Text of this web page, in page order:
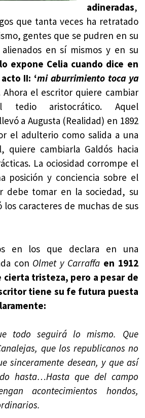
adineradas,
que tanta veces ha retratado
gentes que se pudren en su
en sí mismos y en su
expone Celia cuando dice en
II: ‘mi aburrimiento toca ya
Ahora el escritor quiere cambiar
aristocrático. Aquel
a Augusta (Realidad) en 1892
el adulterio como salida a una
quiere cambiarla Galdós hacia
La ociosidad corrompe el
posición y conciencia sobre el
debe tomar en la sociedad, su
los caracteres de muchas de sus
en los que declara en una
con Olmet y Carraffa en 1912
cierta tristeza, pero a pesar de
tiene su fe futura puesta
todo seguirá lo mismo. Que
que los republicanos no
sinceramente desean, y que así
hasta…Hasta que del campo
acontecimientos hondos,